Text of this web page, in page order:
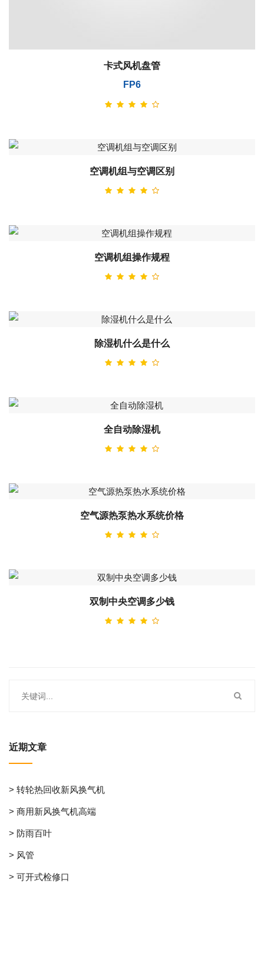
卡式风机盘管
FP6
空调机组与空调区别
空调机组操作规程
除湿机什么是什么
全自动除湿机
空气源热泵热水系统价格
双制中央空调多少钱
近期文章
> 转轮热回收新风换气机
> 商用新风换气机高端
> 防雨百叶
> 风管
> 可开式检修口